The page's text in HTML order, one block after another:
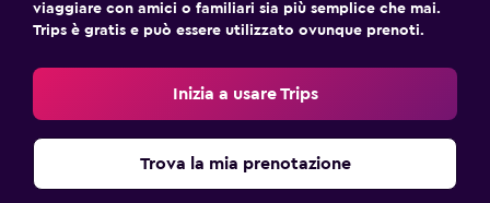
viaggiare con amici o familiari sia più semplice che mai.
Trips è gratis e può essere utilizzato ovunque prenoti.
Inizia a usare Trips
Trova la mia prenotazione